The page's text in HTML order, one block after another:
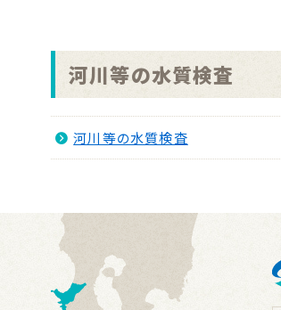
河川等の水質検査
河川等の水質検査